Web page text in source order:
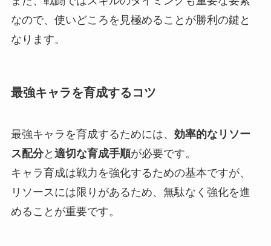
なので、使いどころを見極めることが勝利の鍵と
なります。
最強キャラを育成するコツ
最強キャラを育成するためには、 効率的なリソー
ス配分と 適切な育成手順が必要です。
キャラ育成は戦力を強化するための基本ですが、
リソースには限りがあるため、無駄なく強化を進
めることが重要です。